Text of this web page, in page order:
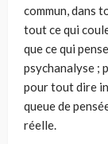
commun, dans
tout ce qui
que ce qui
psychanalyse ;
pour tout dire
queue de
réelle.